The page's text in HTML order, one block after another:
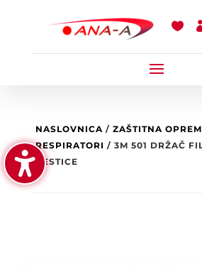

NASLOVNICA/ ZAŠTITNA
RESPIRATORI / 3M 501 DRŽAČ
ČESTICE